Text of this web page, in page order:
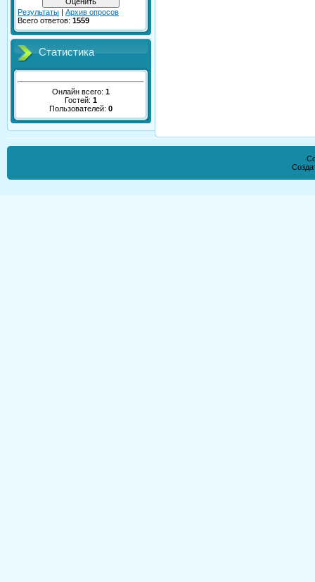
Результаты | Архив опросов
Всего ответов: 1559
Статистика
Онлайн всего: 1
Гостей: 1
Пользователей: 0